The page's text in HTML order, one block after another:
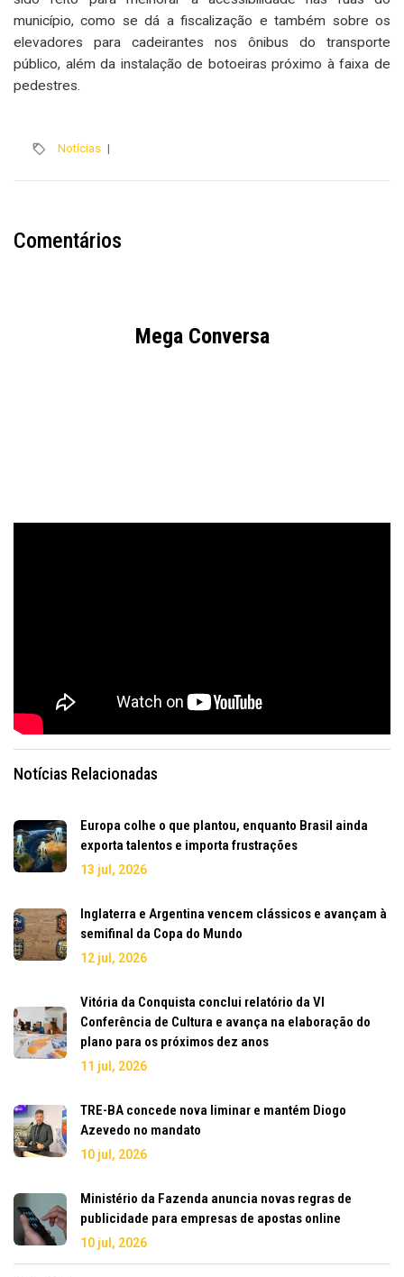
município, como se dá a fiscalização e também sobre os
elevadores para cadeirantes nos ônibus do transporte
público, além da instalação de botoeiras próximo à faixa de
pedestres.
Notícias |
Comentários
Mega Conversa
Notícias Relacionadas
Europa colhe o que plantou, enquanto Brasil ainda
exporta talentos e importa frustrações
13 jul, 2026
Inglaterra e Argentina vencem clássicos e avançam à
semifinal da Copa do Mundo
12 jul, 2026
Vitória da Conquista conclui relatório da VI
Conferência de Cultura e avança na elaboração do
plano para os próximos dez anos
11 jul, 2026
TRE-BA concede nova liminar e mantém Diogo
Azevedo no mandato
10 jul, 2026
Ministério da Fazenda anuncia novas regras de
publicidade para empresas de apostas online
10 jul, 2026